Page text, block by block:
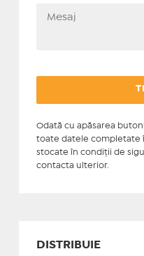
Odată cu apăsarea
toate datele completate
stocate în condiţii de
contacta ulterior.
DISTRIBUIE